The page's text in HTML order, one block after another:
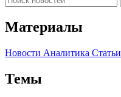
Материалы
Новости Аналитика Статьи
Темы